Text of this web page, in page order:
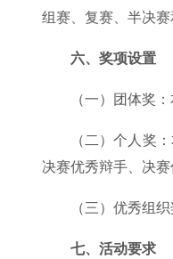
组赛、复赛、半决
六、奖项设置
（一）团体奖
（二）个人奖
决赛优秀辩手、决
（三）优秀组
七、活动要求